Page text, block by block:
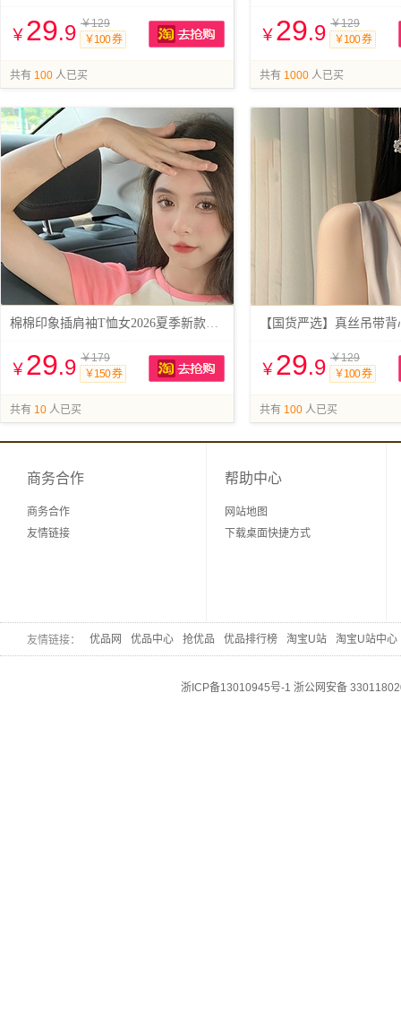
￥ 29.9 ￥129
￥100 券
共有 100 人已买
￥ 29.9 ￥129
￥100 券
共有 1000 人已买
棉棉印象插肩袖T恤女2026夏季新款设计感
￥ 29.9 ￥179
￥150 券
共有 10 人已买
￥ 29.9 ￥129
￥100 券
共有 100 人已买
商务合作
商务合作
友情链接
帮助中心
网站地图
下载桌面快捷方式
友情链接： 优品网 优品中心 抢优品 优品排行榜 淘宝U站 淘宝U站中心
浙ICP备13010945号-1 浙公网安备